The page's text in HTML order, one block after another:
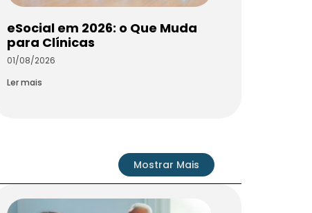
eSocial em 2026: o Que Muda
para Clínicas
01/08/2026
Ler mais
Mostrar Mais